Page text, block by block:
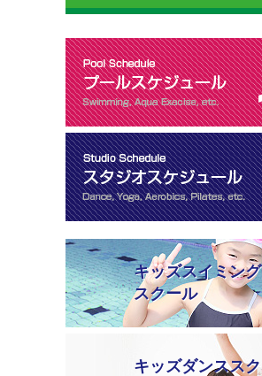
キッズスイミング
スクール
キッズダンススク